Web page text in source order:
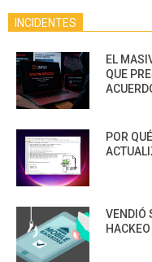
INCIDENTES
EL
QUE
POR
VENDIÓ